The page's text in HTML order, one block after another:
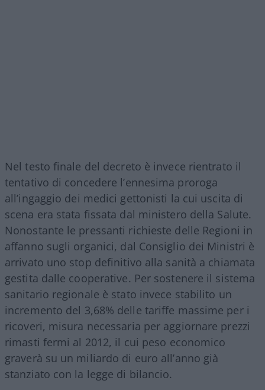
Nel testo finale del decreto è invece rientrato il
tentativo di concedere l’ennesima proroga
all’ingaggio dei medici gettonisti la cui uscita di
scena era stata fissata dal ministero della Salute.
Nonostante le pressanti richieste delle Regioni in
affanno sugli organici, dal Consiglio dei Ministri è
arrivato uno stop definitivo alla sanità a chiamata
gestita dalle cooperative. Per sostenere il sistema
sanitario regionale è stato invece stabilito un
incremento del 3,68% delle tariffe massime per i
ricoveri, misura necessaria per aggiornare prezzi
rimasti fermi al 2012, il cui peso economico
graverà su un miliardo di euro all’anno già
stanziato con la legge di bilancio.